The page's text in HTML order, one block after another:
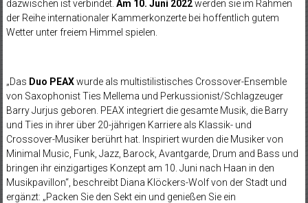
dazwischen ist verbindet. Am 10. Juni 2022werden sie im Rahmen
der Reihe internationaler Kammerkonzerte bei hoffentlich gutem
Wetter unter freiem Himmel spielen.
„Das Duo PEAXwurde als multistilistisches Crossover-Ensemble
von Saxophonist Ties Mellema und Perkussionist/Schlagzeuger
Barry Jurjus geboren. PEAX integriert die gesamte Musik, die Barry
und Ties in ihrer über 20-jährigen Karriere als Klassik- und
Crossover-Musiker berührt hat. Inspiriert wurden die Musiker von
Minimal Music, Funk, Jazz, Barock, Avantgarde, Drum and Bass und
bringen ihr einzigartiges Konzept am 10. Juni nach Haan in den
Musikpavillon“, beschreibt Diana Klöckers-Wolf von der Stadt und
ergänzt: „Packen Sie den Sekt ein und genießen Sie ein